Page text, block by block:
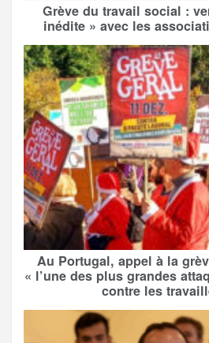
Grève du travail social :
inédite » avec les
Au Portugal, appel à la
« l’une des plus grandes
contre les